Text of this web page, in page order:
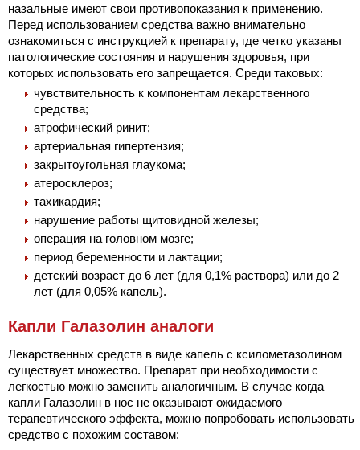
назальные имеют свои противопоказания к применению.
Перед использованием средства важно внимательно
ознакомиться с инструкцией к препарату, где четко указаны
патологические состояния и нарушения здоровья, при
которых использовать его запрещается. Среди таковых:
чувствительность к компонентам лекарственного
средства;
атрофический ринит;
артериальная гипертензия;
закрытоугольная глаукома;
атеросклероз;
тахикардия;
нарушение работы щитовидной железы;
операция на головном мозге;
период беременности и лактации;
детский возраст до 6 лет (для 0,1% раствора) или до 2
лет (для 0,05% капель).
Капли Галазолин аналоги
Лекарственных средств в виде капель с ксилометазолином
существует множество. Препарат при необходимости с
легкостью можно заменить аналогичным. В случае когда
капли Галазолин в нос не оказывают ожидаемого
терапевтического эффекта, можно попробовать использовать
средство с похожим составом: